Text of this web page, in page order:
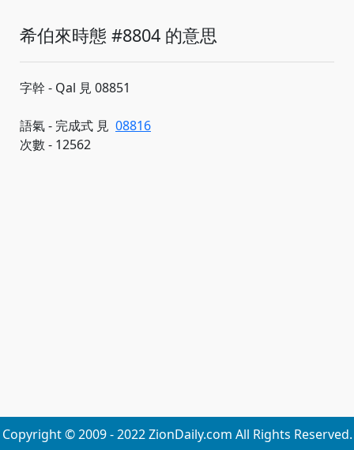
希伯來時態 #8804 的意思
字幹 - Qal 見 08851
語氣 - 完成式 見 08816
次數 - 12562
Copyright © 2009 - 2022 ZionDaily.com All Rights Reserved.